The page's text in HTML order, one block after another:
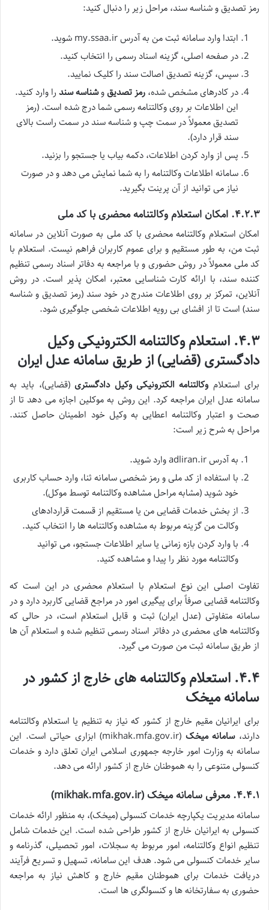
رمز تصدیق و شناسه سند، مراحل زیر را دنبال کنید:
ابتدا وارد سامانه ثبت من به آدرس my.ssaa.ir شوید.
در صفحه اصلی، گزینه اسناد رسمی را انتخاب کنید.
سپس، گزینه تصدیق اصالت سند را کلیک نمایید.
در کادرهای مشخص شده، رمز تصدیقوشناسه سند را وارد کنید.
این اطلاعات بر روی وکالتنامه رسمی شما درج شده است. (رمز
تصدیق معمولاً در سمت چپ و شناسه سند در سمت راست بالای
سند قرار دارد).
پس از وارد کردن اطلاعات، دکمه بیاب یا جستجو را بزنید.
سامانه اطلاعات وکالتنامه را به شما نمایش می دهد و در صورت
نیاز می توانید از آن پرینت بگیرید.
۴.۲.۳. امکان استعلام وکالتنامه محضری با کد ملی
امکان استعلام وکالتنامه محضری با کد ملی به صورت آنلاین در سامانه
ثبت من، به طور مستقیم و برای عموم کاربران فراهم نیست. استعلام با
کد ملی معمولاً در روش حضوری و با مراجعه به دفاتر اسناد رسمی تنظیم
کننده سند، با ارائه کارت شناسایی معتبر، امکان پذیر است. در روش
آنلاین، تمرکز بر روی اطلاعات مندرج در خود سند (رمز تصدیق و شناسه
سند) است تا از افشای بی رویه اطلاعات شخصی جلوگیری شود.
۴.۳. استعلام وکالتنامه الکترونیکی وکیل
دادگستری (قضایی) از طریق سامانه عدل ایران
برای استعلام وکالتنامه الکترونیکی وکیل دادگستری(قضایی)، باید به
سامانه عدل ایران مراجعه کرد. این روش به موکلین اجازه می دهد تا از
صحت و اعتبار وکالتنامه اعطایی به وکیل خود اطمینان حاصل کنند.
مراحل به شرح زیر است:
به آدرس adliran.ir وارد شوید.
با استفاده از کد ملی و رمز شخصی سامانه ثنا، وارد حساب کاربری
خود شوید (مشابه مراحل مشاهده وکالتنامه توسط موکل).
از بخش خدمات قضایی من یا مستقیم از قسمت قراردادهای
وکالت من گزینه مربوط به مشاهده وکالتنامه ها را انتخاب کنید.
با وارد کردن بازه زمانی یا سایر اطلاعات جستجو، می توانید
وکالتنامه مورد نظر را پیدا و مشاهده کنید.
تفاوت اصلی این نوع استعلام با استعلام محضری در این است که
وکالتنامه قضایی صرفاً برای پیگیری امور در مراجع قضایی کاربرد دارد و در
سامانه متفاوتی (عدل ایران) ثبت و قابل استعلام است، در حالی که
وکالتنامه های محضری در دفاتر اسناد رسمی تنظیم شده و استعلام آن ها
از طریق سامانه ثبت من صورت می گیرد.
۴.۴. استعلام وکالتنامه های خارج از کشور در
سامانه میخک
برای ایرانیان مقیم خارج از کشور که نیاز به تنظیم یا استعلام وکالتنامه
دارند،سامانه میخک
(mikhak.mfa.gov.ir) ابزاری حیاتی است. این
سامانه به وزارت امور خارجه جمهوری اسلامی ایران تعلق دارد و خدمات
کنسولی متنوعی را به هموطنان خارج از کشور ارائه می دهد.
۴.۴.۱. معرفی سامانه میخک (mikhak.mfa.gov.ir)
سامانه مدیریت یکپارچه خدمات کنسولی (میخک)، به منظور ارائه خدمات
کنسولی به ایرانیان خارج از کشور طراحی شده است. این خدمات شامل
تنظیم انواع وکالتنامه، امور مربوط به سجلات، امور تحصیلی، گذرنامه و
سایر خدمات کنسولی می شود. هدف این سامانه، تسهیل و تسریع فرآیند
دریافت خدمات برای هموطنان مقیم خارج و کاهش نیاز به مراجعه
حضوری به سفارتخانه ها و کنسولگری ها است.